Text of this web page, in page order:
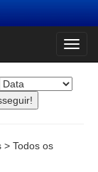
> Todos os